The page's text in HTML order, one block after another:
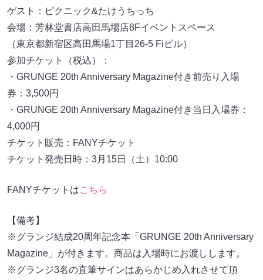
ゲスト：ピクニック&たけうちっち
会場：芳林堂書店高田馬場店8Fイベントスペース
（東京都新宿区高田馬場1丁目26-5 Fiビル）
参加チケット（税込）：
・GRUNGE 20th Anniversary Magazine付き前売り入場
券：3,500円
・GRUNGE 20th Anniversary Magazine付き当日入場券：
4,000円
チケット販売：FANYチケット
チケット発売日時：3月15日（土）10:00
FANYチケットはこちら
【備考】
※グランジ結成20周年記念本「GRUNGE 20th Anniversary
Magazine」が付きます。商品は入場時にお渡しします。
※グランジ3名の直筆サインはあらかじめ入れさせて頂